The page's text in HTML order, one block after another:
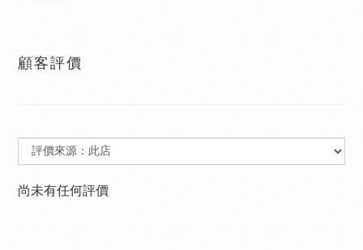
顧客評價
尚未有任何評價